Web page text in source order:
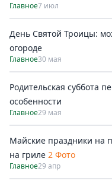
Главное7 июл
День Святой Троицы:
огороде
Главное30 мая
Родительская суббота
особенности
Главное29 мая
Майские праздники на
на гриле 2 Фото
Главное29 апр